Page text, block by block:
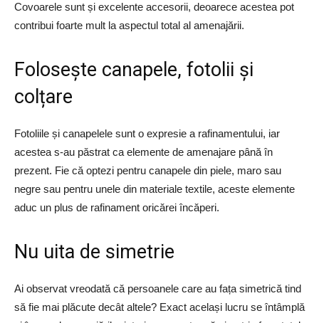
Covoarele sunt și excelente accesorii, deoarece acestea pot
contribui foarte mult la aspectul total al amenajării.
Folosește canapele, fotolii și
colțare
Fotoliile și canapelele sunt o expresie a rafinamentului, iar
acestea s-au păstrat ca elemente de amenajare până în
prezent. Fie că optezi pentru canapele din piele, maro sau
negre sau pentru unele din materiale textile, aceste elemente
aduc un plus de rafinament oricărei încăperi.
Nu uita de simetrie
Ai observat vreodată că persoanele care au fața simetrică tind
să fie mai plăcute decât altele? Exact același lucru se întâmplă